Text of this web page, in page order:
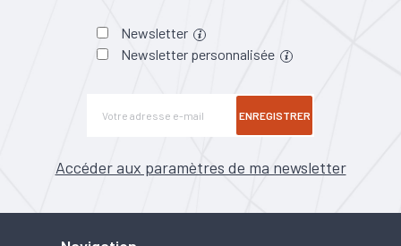
Newsletter
Newsletter personnalisée
ENREGISTRER
Accéder aux paramètres de ma newsletter